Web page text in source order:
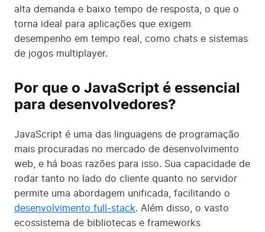
alta demanda e baixo tempo de resposta, o que o
torna ideal para aplicações que exigem
desempenho em tempo real, como chats e sistemas
de jogos multiplayer.
Por que o JavaScript é essencial
para desenvolvedores?
JavaScript é uma das linguagens de programação
mais procuradas no mercado de desenvolvimento
web, e há boas razões para isso. Sua capacidade de
rodar tanto no lado do cliente quanto no servidor
permite uma abordagem unificada, facilitando o
desenvolvimento full-stack. Além disso, o vasto
ecossistema de bibliotecas e frameworks